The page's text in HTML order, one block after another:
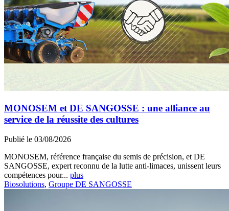
MONOSEM et DE SANGOSSE : une alliance au
service de la réussite des cultures
Publié le 03/08/2026
MONOSEM, référence française du semis de précision, et DE
SANGOSSE, expert reconnu de la lutte anti-limaces, unissent leurs
compétences pour... plus
Biosolutions, Groupe DE SANGOSSE